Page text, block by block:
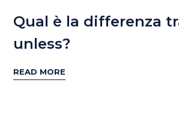
Qual è la differenza
unless?
READ MORE